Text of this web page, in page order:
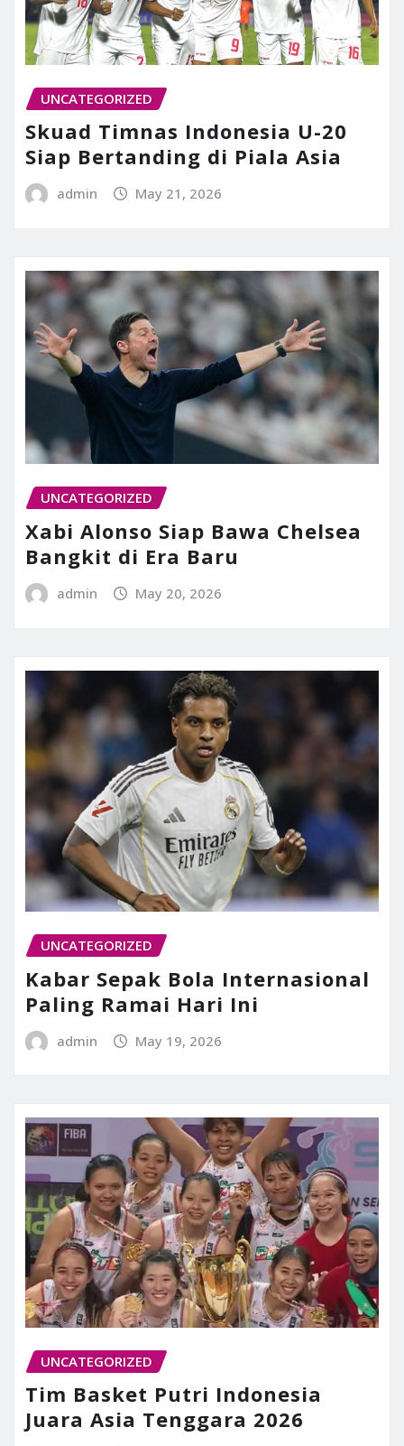
UNCATEGORIZED
Skuad Timnas Indonesia U-20
Siap Bertanding di Piala Asia
admin May 21, 2026
UNCATEGORIZED
Xabi Alonso Siap Bawa Chelsea
Bangkit di Era Baru
admin May 20, 2026
UNCATEGORIZED
Kabar Sepak Bola Internasional
Paling Ramai Hari Ini
admin May 19, 2026
UNCATEGORIZED
Tim Basket Putri Indonesia
Juara Asia Tenggara 2026